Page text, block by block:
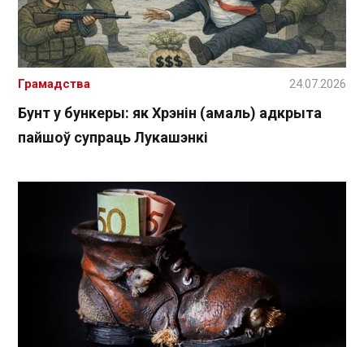
Бунт у бункеры: як Хрэнін (амаль) адкрыта
пайшоў супраць Лукашэнкі
Грамадства 24.07.2026